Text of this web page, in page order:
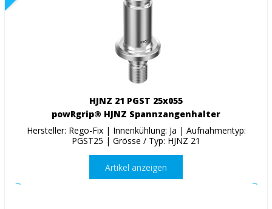
HJNZ 21 PGST 25x055
powRgrip® HJNZ Spannzangenhalter
Hersteller: Rego-Fix | Innenkühlung: Ja | Aufnahmentyp:
PGST25 | Grösse / Typ: HJNZ 21
Artikel anzeigen